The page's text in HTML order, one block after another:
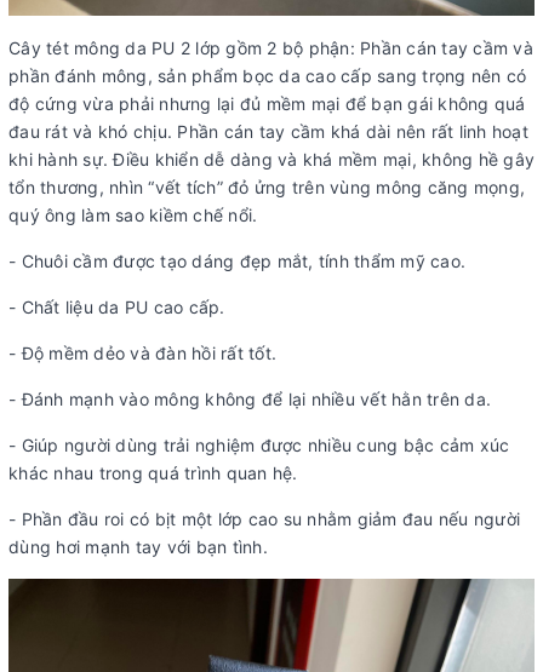
Cây tét mông da PU 2 lớp gồm 2 bộ phận: Phần cán tay cầm và
phần đánh mông, sản phẩm bọc da cao cấp sang trọng nên có
độ cứng vừa phải nhưng lại đủ mềm mại để bạn gái không quá
đau rát và khó chịu. Phần cán tay cầm khá dài nên rất linh hoạt
khi hành sự. Điều khiển dễ dàng và khá mềm mại, không hề gây
tổn thương, nhìn “vết tích” đỏ ửng trên vùng mông căng mọng,
quý ông làm sao kiềm chế nổi.
- Chuôi cầm được tạo dáng đẹp mắt, tính thẩm mỹ cao.
- Chất liệu da PU cao cấp.
- Độ mềm dẻo và đàn hồi rất tốt.
- Đánh mạnh vào mông không để lại nhiều vết hằn trên da.
- Giúp người dùng trải nghiệm được nhiều cung bậc cảm xúc
khác nhau trong quá trình quan hệ.
- Phần đầu roi có bịt một lớp cao su nhằm giảm đau nếu người
dùng hơi mạnh tay với bạn tình.